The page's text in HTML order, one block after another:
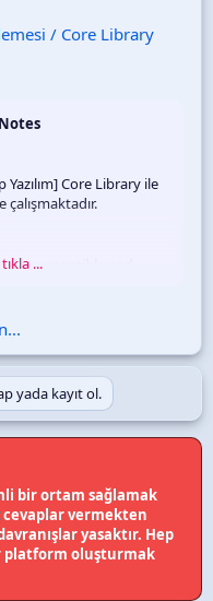
/ Core Library
Core Library ile
compatible and
...
yada kayıt ol.
bir ortam sağlamak
cevaplar vermekten
yasaktır. Hep
platform oluşturmak